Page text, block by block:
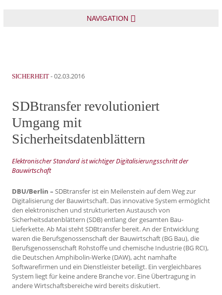
NAVIGATION
SICHERHEIT -02.03.2016
SDBtransfer revolutioniert
Umgang mit
Sicherheitsdatenblättern
Elektronischer Standard ist wichtiger Digitalisierungsschritt der
Bauwirtschaft
DBU/Berlin – SDBtransfer ist ein Meilenstein auf dem Weg zur
Digitalisierung der Bauwirtschaft. Das innovative System ermöglicht
den elektronischen und strukturierten Austausch von
Sicherheitsdatenblättern (SDB) entlang der gesamten Bau-
Lieferkette. Ab Mai steht SDBtransfer bereit. An der Entwicklung
waren die Berufsgenossenschaft der Bauwirtschaft (BG Bau), die
Berufsgenossenschaft Rohstoffe und chemische Industrie (BG RCI),
die Deutschen Amphibolin-Werke (DAW), acht namhafte
Softwarefirmen und ein Dienstleister beteiligt. Ein vergleichbares
System liegt für keine andere Branche vor. Eine Übertragung in
andere Wirtschaftsbereiche wird bereits diskutiert.